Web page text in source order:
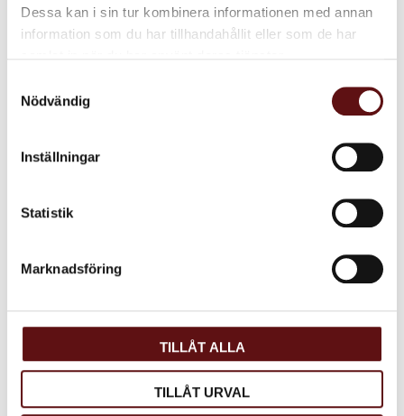
Dessa kan i sin tur kombinera informationen med annan
information som du har tillhandahållit eller som de har
Nödvändig
Inställningar
Statistik
Marknadsföring
TILLÅT ALLA
TILLÅT URVAL
Lime Citron,
Rooibos te
Baserat på 2 betyg.
Du